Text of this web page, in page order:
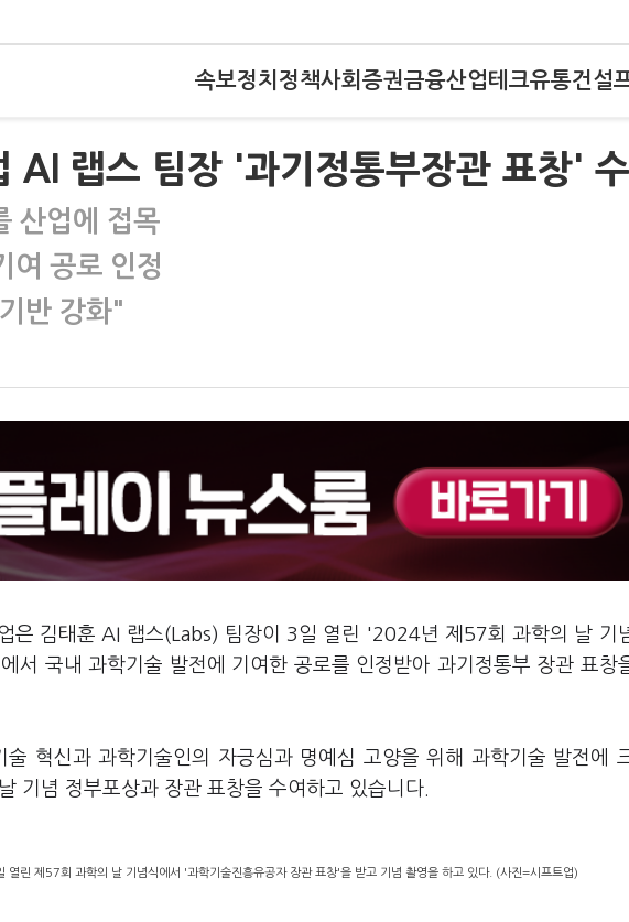
속보정치 정책사회 증권금융산업테크유통건설
AI 랩스 팀장 '과기정통부장관 표창'
산업에 접목
여 공로 인정
반 강화"
은 김태훈 AI 랩스(Labs) 팀장이 3일 열린 '2024년 제57회 과학의 날 기
서 국내 과학기술 발전에 기여한 공로를 인정받아 과기정통부 장관 표창
술 혁신과 과학기술인의 자긍심과 명예심 고양을 위해 과학기술 발전에
기념 정부포상과 장관 표창을 수여하고 있습니다.
열린 제57회 과학의 날 기념식에서 '과학기술진흥유공자 장관 표창'을 받고 기념 촬영을 하고 있다. (사진=시프트업)